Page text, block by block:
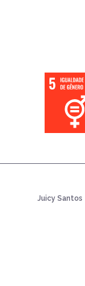
Juicy Santos